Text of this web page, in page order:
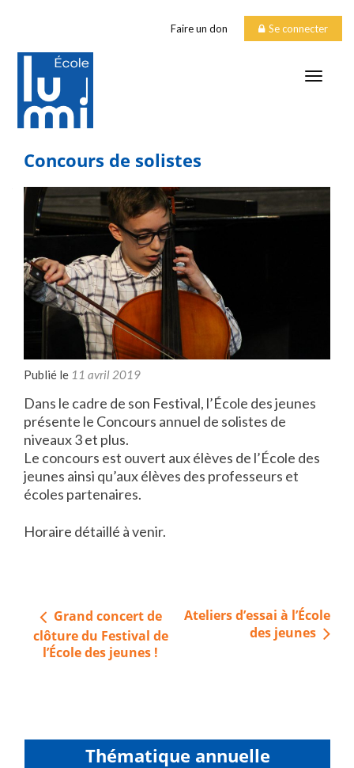
Faire un don Se connecter
Concours de solistes
Publié le 11 avril 2019
Dans le cadre de son Festival, l’École des jeunes
présente le Concours annuel de solistes de
niveaux 3 et plus.
Le concours est ouvert aux élèves de l’École des
jeunes ainsi qu’aux élèves des professeurs et
écoles partenaires.
Horaire détaillé à venir.
Navigation
de
l’article
Grand concert de
clôture du Festival de
l’École des jeunes !
Ateliers d’essai à l’École
des jeunes
Thématique annuelle